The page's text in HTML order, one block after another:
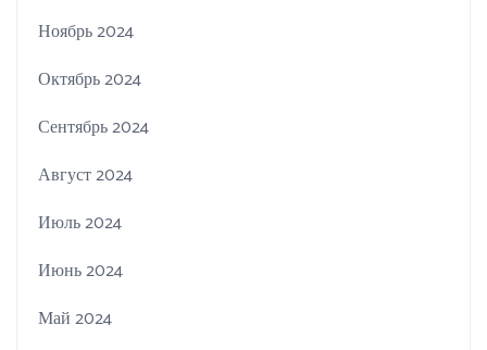
Ноябрь 2024
Октябрь 2024
Сентябрь 2024
Август 2024
Июль 2024
Июнь 2024
Май 2024